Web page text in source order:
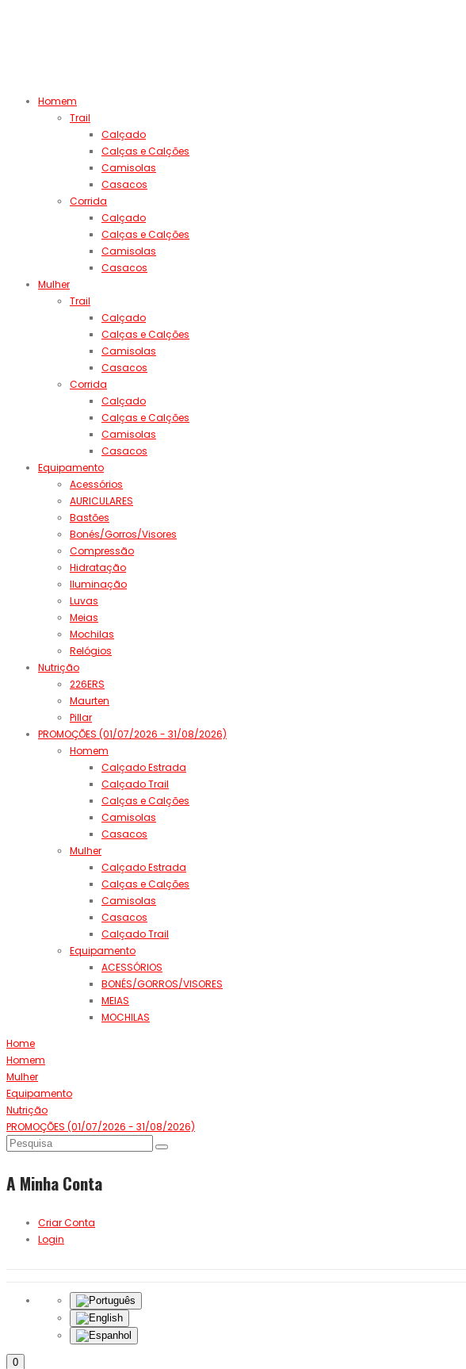
Homem
Trail
Calçado
Calças e Calções
Camisolas
Casacos
Corrida
Calçado
Calças e Calções
Camisolas
Casacos
Mulher
Trail
Calçado
Calças e Calções
Camisolas
Casacos
Corrida
Calçado
Calças e Calções
Camisolas
Casacos
Equipamento
Acessórios
AURICULARES
Bastões
Bonés/Gorros/Visores
Compressão
Hidratação
Iluminação
Luvas
Meias
Mochilas
Relógios
Nutrição
226ERS
Maurten
Pillar
PROMOÇÕES (01/07/2026 - 31/08/2026)
Homem
Calçado Estrada
Calçado Trail
Calças e Calções
Camisolas
Casacos
Mulher
Calçado Estrada
Calças e Calções
Camisolas
Casacos
Calçado Trail
Equipamento
ACESSÓRIOS
BONÉS/GORROS/VISORES
MEIAS
MOCHILAS
Home
Homem
Mulher
Equipamento
Nutrição
PROMOÇÕES (01/07/2026 - 31/08/2026)
A Minha Conta
Criar Conta
Login
0